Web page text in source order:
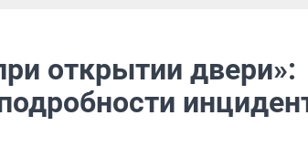
открытии двери»: